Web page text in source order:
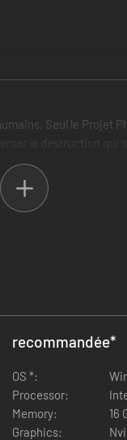
Seul le Projet
la destruction
des bases,
Jéricho
entoure à coup
recommandée*
OS *:
Processor:
Memory:
16
Graphics: